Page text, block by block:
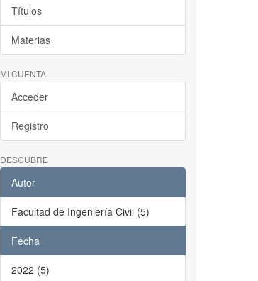
Títulos
Materias
MI CUENTA
Acceder
Registro
DESCUBRE
Autor
Facultad de Ingeniería Civil (5)
Fecha
2022 (5)